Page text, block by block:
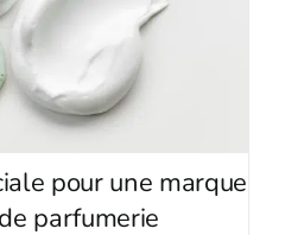
pour une marque
parfumerie